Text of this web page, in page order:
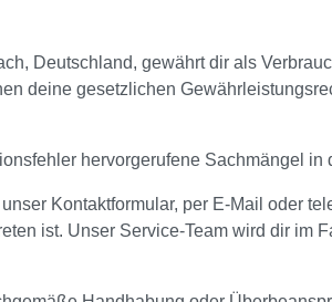
Deutschland, gewährt dir als
deine gesetzlichen
hervorgerufene Sachmängel in
Kontaktformular, per E-Mail oder
ist. Unser Service-Team wird dir